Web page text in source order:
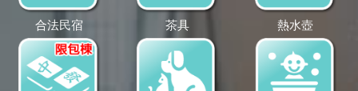
合法民宿 茶具 熱水壺